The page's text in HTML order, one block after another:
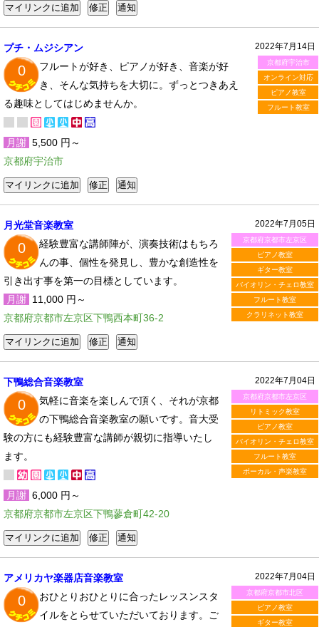
2022年7月14日
京都府宇治市
オンライン対応
ピアノ教室
フルート教室
プチ・ムジシアン
0
フルートが好き、ピアノが好き、音楽が好
き、そんな気持ちを大切に。ずっとつきあえ
る趣味としてはじめませんか。
月謝 5,500 円～
京都府宇治市
2022年7月05日
京都府京都市左京区
ピアノ教室
ギター教室
バイオリン・チェロ教室
フルート教室
クラリネット教室
月光堂音楽教室
0
経験豊富な講師陣が、演奏技術はもちろ
んの事、個性を発見し、豊かな創造性を
引き出す事を第一の目標としています。
月謝 11,000 円～
京都府京都市左京区下鴨西本町36-2
2022年7月04日
京都府京都市左京区
リトミック教室
ピアノ教室
バイオリン・チェロ教室
フルート教室
ボーカル・声楽教室
下鴨総合音楽教室
0
気軽に音楽を楽しんで頂く、それが京都
の下鴨総合音楽教室の願いです。音大受
験の方にも経験豊富な講師が親切に指導いたし
ます。
月謝 6,000 円～
京都府京都市左京区下鴨蓼倉町42-20
2022年7月04日
京都府京都市北区
ピアノ教室
ギター教室
アメリカヤ楽器店音楽教室
0
おひとりおひとりに合ったレッスンスタ
イルをとらせていただいております。ご